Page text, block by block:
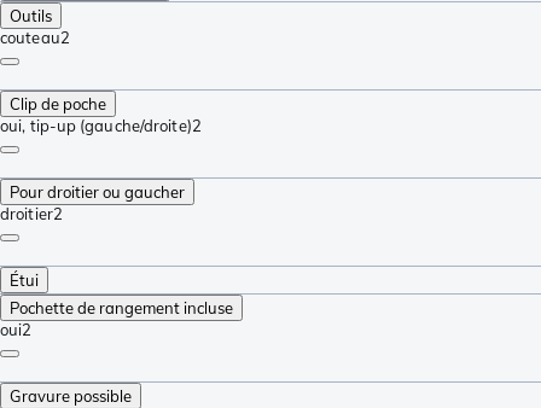
Outils
couteau2
Clip de poche
oui, tip-up (gauche/droite)2
Pour droitier ou gaucher
droitier2
Étui
Pochette de rangement incluse
oui2
Gravure possible